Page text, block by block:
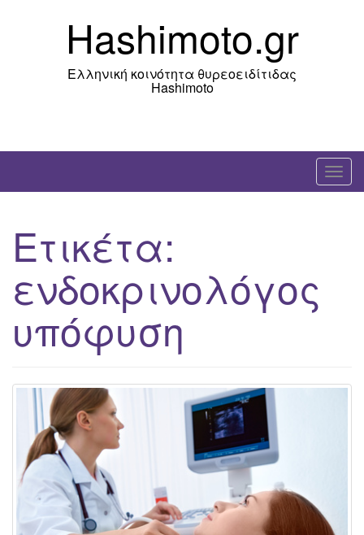
Hashimoto.gr
Ελληνική κοινότητα θυρεοειδίτιδας
Hashimoto
T
o
Ετικέτα:
ενδοκρινολόγος
υπόφυση